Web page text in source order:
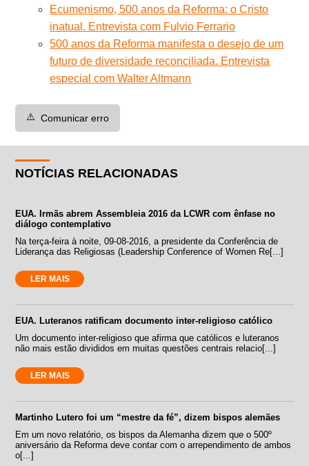
Ecumenismo, 500 anos da Reforma: o Cristo
inatual. Entrevista com Fulvio Ferrario
500 anos da Reforma manifesta o desejo de um
futuro de diversidade reconciliada. Entrevista
especial com Walter Altmann
⚠️ Comunicar erro
NOTÍCIAS RELACIONADAS
EUA. Irmãs abrem Assembleia 2016 da LCWR com ênfase no
diálogo contemplativo
Na terça-feira à noite, 09-08-2016, a presidente da Conferência de
Liderança das Religiosas (Leadership Conference of Women Re[...]
LER MAIS
EUA. Luteranos ratificam documento inter-religioso católico
Um documento inter-religioso que afirma que católicos e luteranos
não mais estão divididos em muitas questões centrais relacio[...]
LER MAIS
Martinho Lutero foi um “mestre da fé”, dizem bispos alemães
Em um novo relatório, os bispos da Alemanha dizem que o 500º
aniversário da Reforma deve contar com o arrependimento de ambos
o[...]